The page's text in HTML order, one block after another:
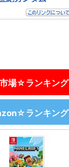
場☆ランキング
ランキング